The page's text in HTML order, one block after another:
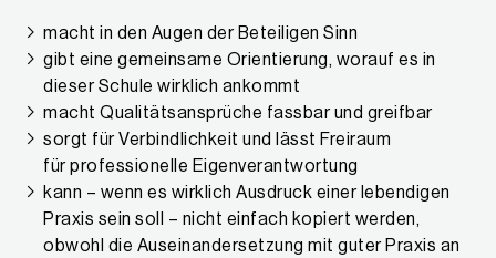
macht in den Augen der Beteiligen Sinn
gibt eine gemeinsame Orientierung, worauf es in
dieser Schule wirklich ankommt
macht Qualitätsansprüche fassbar und greifbar
sorgt für Verbindlichkeit und lässt Freiraum
für professionelle Eigenverantwortung
kann – wenn es wirklich Ausdruck einer lebendigen
Praxis sein soll – nicht einfach kopiert werden,
obwohl die Auseinandersetzung mit guter Praxis an